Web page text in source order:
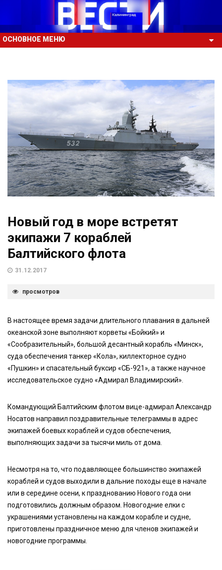
ОСНОВНОЕ МЕНЮ
Новый год в море встретят
экипажи 7 кораблей
Балтийского флота
31.12.2017
просмотров
В настоящее время задачи длительного плавания в дальней
океанской зоне выполняют корветы «Бойкий» и
«Сообразительный», большой десантный корабль «Минск»,
суда обеспечения танкер «Кола», киллекторное судно
«Пушкин» и спасательный буксир «СБ-921», а также научное
исследовательское судно «Адмирал Владимирский».
Командующий Балтийским флотом вице-адмирал Александр
Носатов направил поздравительные телеграммы в адрес
экипажей боевых кораблей и судов обеспечения,
выполняющих задачи за тысячи миль от дома.
Несмотря на то, что подавляющее большинство экипажей
кораблей и судов выходили в дальние походы еще в начале
или в середине осени, к празднованию Нового года они
подготовились должным образом. Новогодние елки с
украшениями установлены на каждом корабле и судне,
приготовлены праздничное меню для членов экипажей и
новогодние программы.